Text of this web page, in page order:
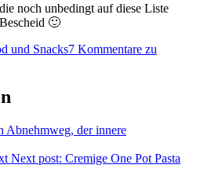
noch unbedingt auf diese Liste
🙂
und Snacks7 Kommentare zu
Abnehmweg, der innere
Next post: Cremige One Pot Pasta